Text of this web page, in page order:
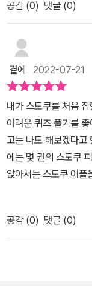
은 수와 가까워지게
한 가로 세로를 살펴
사고력과 문제 해결
어려울 때 집에서 풀
다니기에도 적당한 크
점왕 어린이 스도쿠와
흥미를 가지고 수와
아 읽고 솔직하게 작
중급은 조금 쉬운 6x6
룬다.​시간 때우기에
리고 스도쿠.​여행을
에서는 스도쿠를 풀
리에게 어떤 도움을
푸는 방법에 대해 친
명을 보고 쉽게 하는
만점왕 어린이 스도쿠
씩 하라고 했는데, 몇
로 되어 있어서 한페
들은 이렇게 스프링핸
석은 자기한테는 쉽
부터 많이 해놨다. ㅡ
께 여행갈때나 여가
공감 (0) 댓글 (0)
곁에 2022-07-21
내가 스도쿠를 처음
어려운 퀴즈 풀기를
고는 나도 해보겠다고
에는 몇 권의 스도쿠
앉아서는 스도쿠 어플
같은 숫자가 겹치지
이이다. 이렇게나 간
수학적인 논리 사고를
만 문제를 풀 수가 있
공감 (0) 댓글 (0)